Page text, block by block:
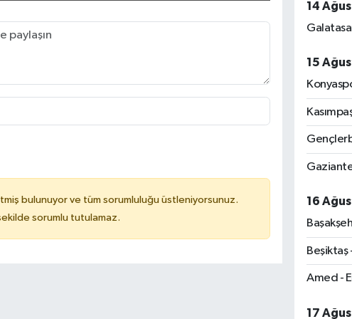
bulunuyor ve tüm sorumluluğu üstleniyorsunuz.
sorumlu tutulamaz.
14
15
16
Beşiktaş
Amed -
17